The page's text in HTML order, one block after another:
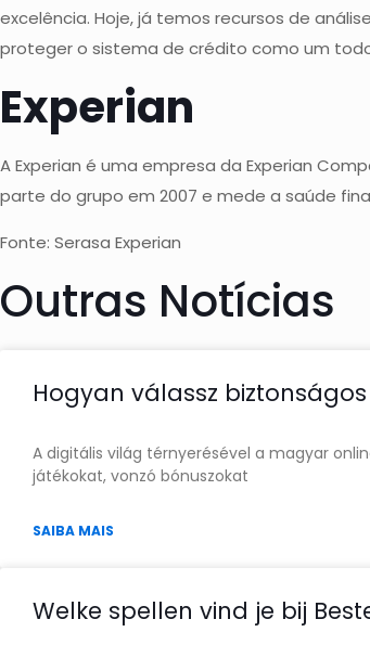
excelência. Hoje, já temos recursos de
proteger o sistema de crédito como um
Experian
A Experian é uma empresa da Experian
parte do grupo em 2007 e mede a saúde
Fonte: Serasa Experian
Outras Notícias
Hogyan válassz
A digitális világ térnyerésével a magyar
játékokat, vonzó bónuszokat
SAIBA MAIS
Welke spellen vind je bij